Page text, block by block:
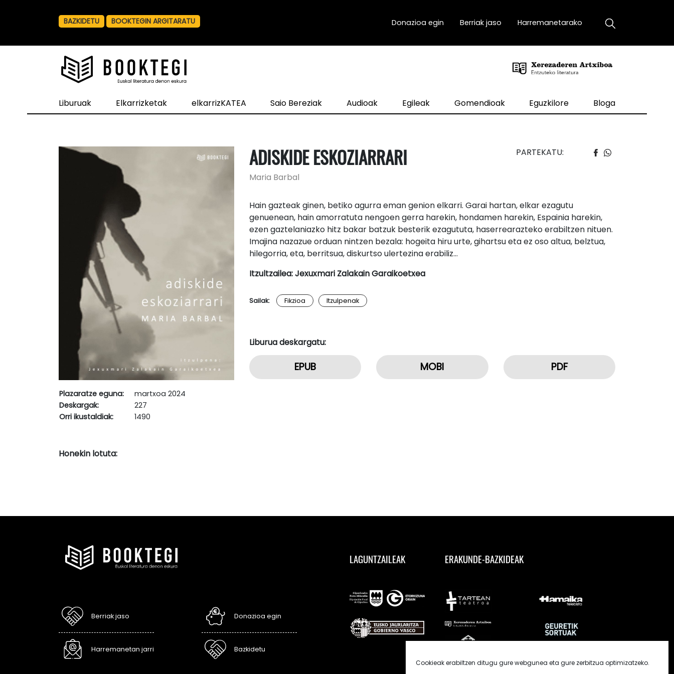
Cookieak erabiltzen ditugu gure webgunea eta gure zerbitzua optimizatzeko.
BAZKIDETU BOOKTEGIN ARGITARATU Donazioa egin Berriak jaso Harremanetarako
Liburuak Elkarrizketak elkarrizKATEA Saio Bereziak Audioak Egileak Gomendioak Eguzkilore Bloga
Plazaratze eguna:
martxoa 2024
Deskargak:
227
Orri ikustaldiak:
1490
PARTEKATU:
ADISKIDE ESKOZIARRARI
Maria Barbal
Hain gazteak ginen, betiko agurra eman genion elkarri. Garai hartan, elkar ezagutu
genuenean, hain amorratuta nengoen gerra harekin, hondamen harekin, Espainia harekin,
ezen gaztelaniazko hitz bakar batzuk besterik ezagututa, haserrearazteko erabiltzen nituen.
Imajina nazazue orduan nintzen bezala: hogeita hiru urte, gihartsu eta ez oso altua, belztua,
hilegorria, eta, berritsua, diskurtso ulertezina erabiliz…
Itzultzailea: Jexuxmari Zalakain Garaikoetxea
Sailak: Fikzioa Itzulpenak
Liburua deskargatu:
EPUB MOBI PDF
Honekin lotuta:
Berriak jaso
Harremanetan jarri
Donazioa egin
Bazkidetu
LAGUNTZAILEAK ERAKUNDE-BAZKIDEAK